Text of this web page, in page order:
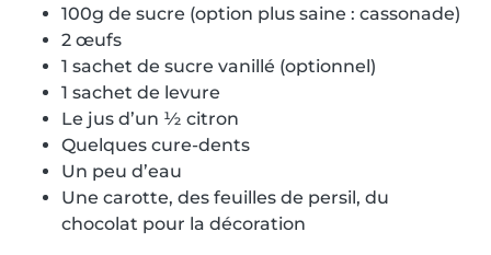
100g de sucre (option plus saine : cassonade)
2 œufs
1 sachet de sucre vanillé (optionnel)
1 sachet de levure
Le jus d’un ½ citron
Quelques cure-dents
Un peu d’eau
Une carotte, des feuilles de persil, du
chocolat pour la décoration